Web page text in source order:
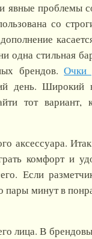
проблемы
со
одна стильная
брендов.Очки
день. Широкий
тот
аксессуара.
комфорт и
Если
минут в
лица. В